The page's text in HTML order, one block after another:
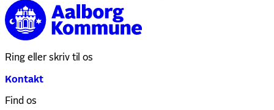
Ring eller skriv til os
Kontakt
Find os